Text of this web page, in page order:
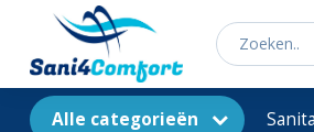
Alle categorieën